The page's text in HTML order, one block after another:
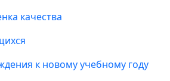
качества
к новому учебному году